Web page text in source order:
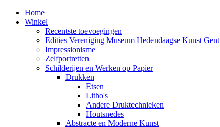
Home
Winkel
Recentste toevoegingen
Edities Vereniging Museum Hedendaagse Kunst Gent
Impressionisme
Zelfportretten
Schilderijen en Werken op Papier
Drukken
Etsen
Litho's
Andere Druktechnieken
Houtsnedes
Abstracte en Moderne Kunst